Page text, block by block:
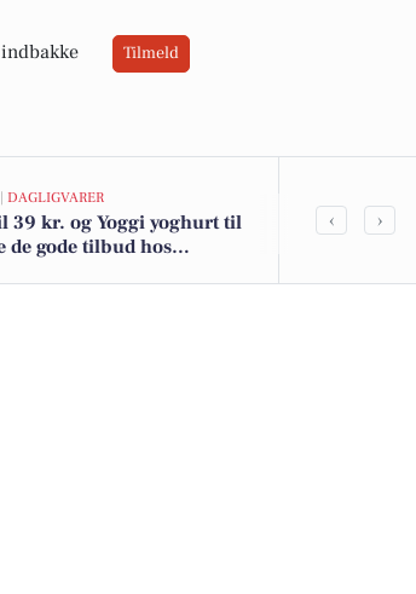
Tilmeld
DAGLIGVARER
39 kr. og Yoggi yoghurt til
de gode tilbud hos
Åparken
‹ ›